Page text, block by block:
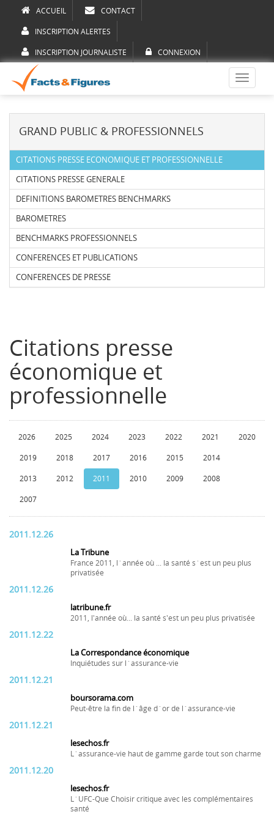
ACCUEIL CONTACT
INSCRIPTION ALERTES
INSCRIPTION JOURNALISTE CONNEXION
Toggle
GRAND PUBLIC & PROFESSIONNELS
CITATIONS PRESSE ECONOMIQUE ET PROFESSIONNELLE
CITATIONS PRESSE GENERALE
DEFINITIONS BAROMETRES BENCHMARKS
BAROMETRES
BENCHMARKS PROFESSIONNELS
CONFERENCES ET PUBLICATIONS
CONFERENCES DE PRESSE
Citations presse
économique et
professionnelle
2026 2025 2024 2023 2022 2021 2020
2019 2018 2017 2016 2015 2014
2013 2012 2011 2010 2009 2008
2007
2011.12.26
La Tribune
France 2011, l´année où ... la santé s´est un peu plus
privatisée
2011.12.26
latribune.fr
2011, l'année où... la santé s'est un peu plus privatisée
2011.12.22
La Correspondance économique
Inquiétudes sur l´assurance-vie
2011.12.21
boursorama.com
Peut-être la fin de l´âge d´or de l´assurance-vie
2011.12.21
lesechos.fr
L´assurance-vie haut de gamme garde tout son charme
2011.12.20
lesechos.fr
L´UFC-Que Choisir critique avec les complémentaires
santé